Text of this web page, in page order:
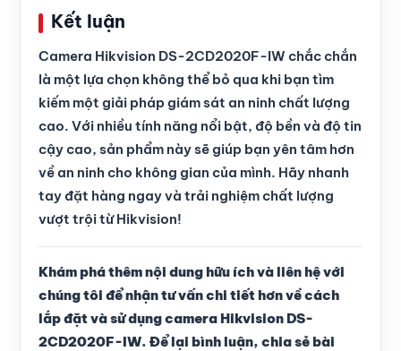
Kết luận
Camera Hikvision DS-2CD2020F-IW chắc chắn
là một lựa chọn không thể bỏ qua khi bạn tìm
kiếm một giải pháp giám sát an ninh chất lượng
cao. Với nhiều tính năng nổi bật, độ bền và độ tin
cậy cao, sản phẩm này sẽ giúp bạn yên tâm hơn
về an ninh cho không gian của mình. Hãy nhanh
tay đặt hàng ngay và trải nghiệm chất lượng
vượt trội từ Hikvision!
Khám phá thêm nội dung hữu ích và liên hệ với
chúng tôi để nhận tư vấn chi tiết hơn về cách
lắp đặt và sử dụng camera Hikvision DS-
2CD2020F-IW. Để lại bình luận, chia sẻ bài